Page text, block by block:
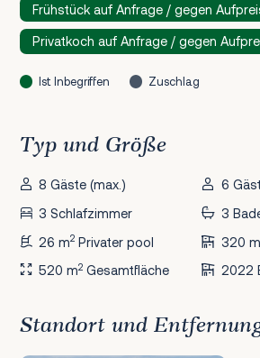
Frühstück auf Anfrage / gegen
Privatkoch auf Anfrage / gegen
Ist Inbegriffen Zuschlag
Typ und Größe
8 Gäste (max.)
6
3 Schlafzimmer
3
26 m2 Privater pool 320 m
520 m2 Gesamtfläche 2022
Standort und